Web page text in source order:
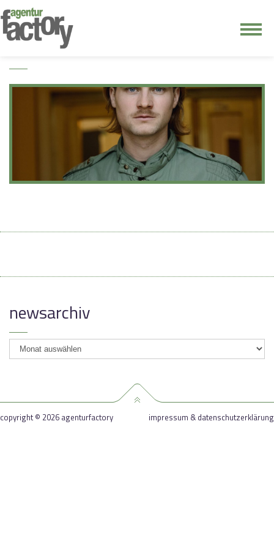
kontakt
newsarchiv
newsarchiv
copyright © 2026 agenturfactory impressum & datenschutzerklärung